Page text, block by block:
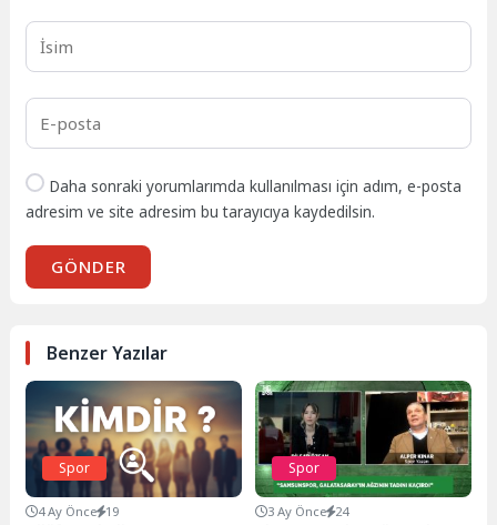
Daha sonraki yorumlarımda kullanılması için adım, e-posta
adresim ve site adresim bu tarayıcıya kaydedilsin.
GÖNDER
Benzer Yazılar
Spor
4 Ay Önce 19
Spor
3 Ay Önce 24